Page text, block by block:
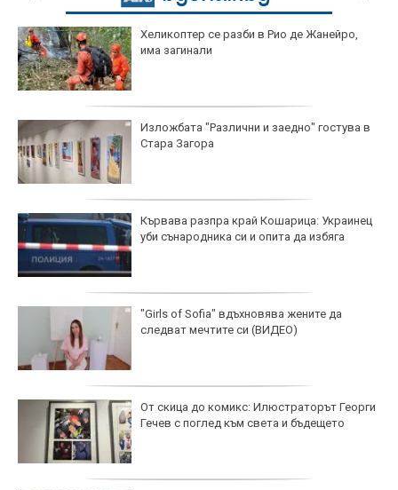
Хеликоптер се разби в Рио де Жанейро,
има загинали
Изложбата "Различни и заедно" гостува в
Стара Загора
Кървава разпра край Кошарица: Украинец
уби сънародника си и опита да избяга
"Girls of Sofia" вдъхновява жените да
следват мечтите си (ВИДЕО)
От скица до комикс: Илюстраторът Георги
Гечев с поглед към света и бъдещето